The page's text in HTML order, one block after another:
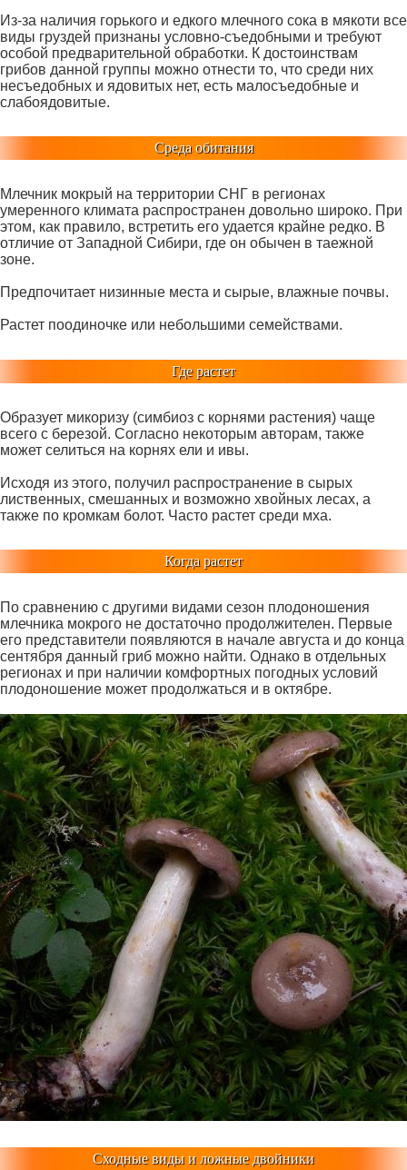
Из-за наличия горького и едкого млечного сока в мякоти все
виды груздей признаны условно-съедобными и требуют
особой предварительной обработки. К достоинствам
грибов данной группы можно отнести то, что среди них
несъедобных и ядовитых нет, есть малосъедобные и
слабоядовитые.
Среда обитания
Млечник мокрый на территории СНГ в регионах
умеренного климата распространен довольно широко. При
этом, как правило, встретить его удается крайне редко. В
отличие от Западной Сибири, где он обычен в таежной
зоне.
Предпочитает низинные места и сырые, влажные почвы.
Растет поодиночке или небольшими семействами.
Где растет
Образует микоризу (симбиоз с корнями растения) чаще
всего с березой. Согласно некоторым авторам, также
может селиться на корнях ели и ивы.
Исходя из этого, получил распространение в сырых
лиственных, смешанных и возможно хвойных лесах, а
также по кромкам болот. Часто растет среди мха.
Когда растет
По сравнению с другими видами сезон плодоношения
млечника мокрого не достаточно продолжителен. Первые
его представители появляются в начале августа и до конца
сентября данный гриб можно найти. Однако в отдельных
регионах и при наличии комфортных погодных условий
плодоношение может продолжаться и в октябре.
Сходные виды и ложные двойники